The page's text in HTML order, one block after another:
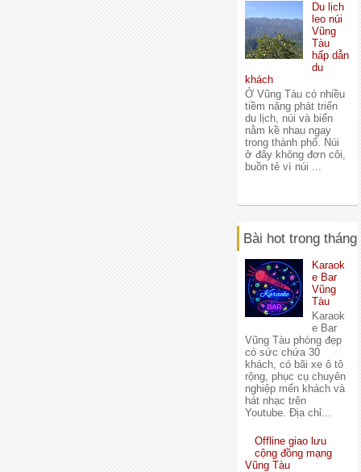
Du lịch
leo núi
Vũng
Tàu
hấp dẫn
du
khách
Ở Vũng Tàu có nhiều
tiềm năng phát triển
du lịch, núi và biển
nằm kề nhau ngay
trong thành phố. Núi
ở đây không đơn côi,
buồn tẻ vì núi ...
Bài hot trong tháng
Karaok
e Bar
Vũng
Tàu
Karaok
e Bar
Vũng Tàu phòng đẹp
có sức chứa 30
khách, có bãi xe ô tô
rộng, phục cụ chuyên
nghiệp mến khách và
hát nhạc trên
Youtube. Địa chỉ...
Offline giao lưu
cộng đồng mạng
Vũng Tàu